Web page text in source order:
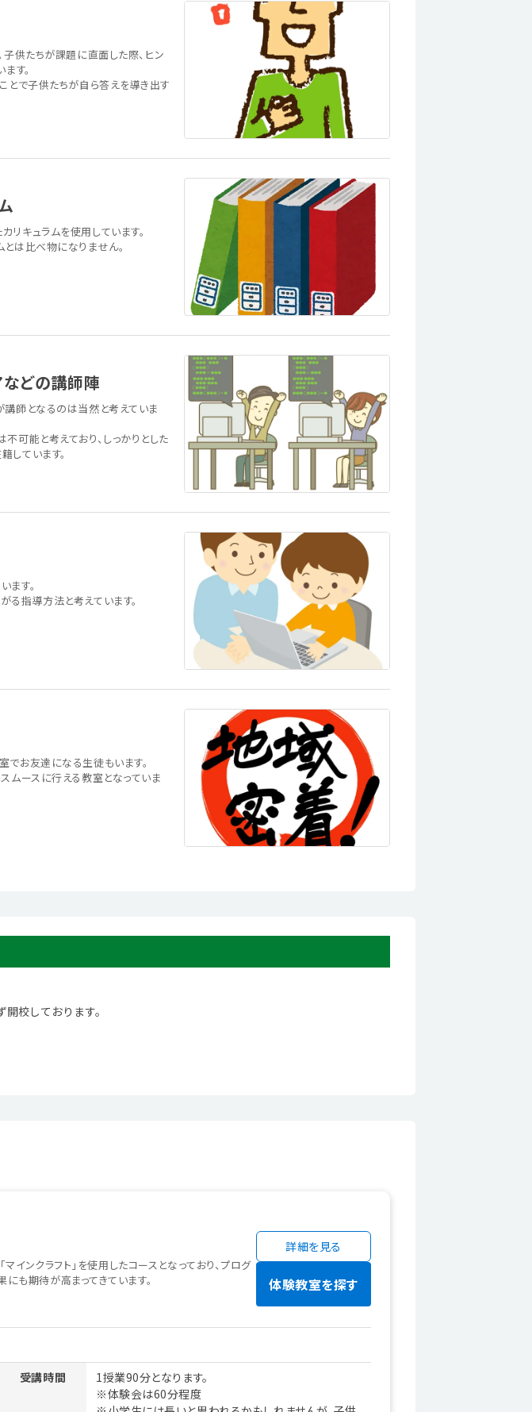
子供たちが課題に直面した際、ヒン
す。
とで子供たちが自ら答えを導き出す
キュラムを使用しています。
は比べ物になりません。
どの講師陣
講師となるのは当然と考えていま
可能と考えており、しっかりとした
しています。
ます。
る指導方法と考えています。
でお友達になる生徒もいます。
ムースに行える教室となっていま
校しております。
ンクラフト」を使用したコースとなっており、プログ
も期待が高まってきています。
詳細を見る
体験教室を探す
受講時間
1授業90分となります。
※体験会は60分程度